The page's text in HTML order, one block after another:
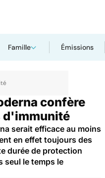
Famille Émissions
confère
d'immunité
serait efficace au moins
en effet toujours des
durée de protection
seul le temps le